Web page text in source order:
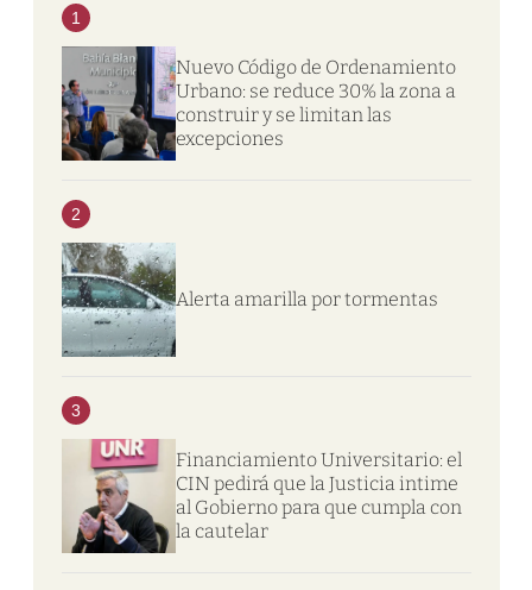
1
Nuevo Código de Ordenamiento
Urbano: se reduce 30% la zona a
construir y se limitan las
excepciones
2
Alerta amarilla por tormentas
3
Financiamiento Universitario: el
CIN pedirá que la Justicia intime
al Gobierno para que cumpla con
la cautelar